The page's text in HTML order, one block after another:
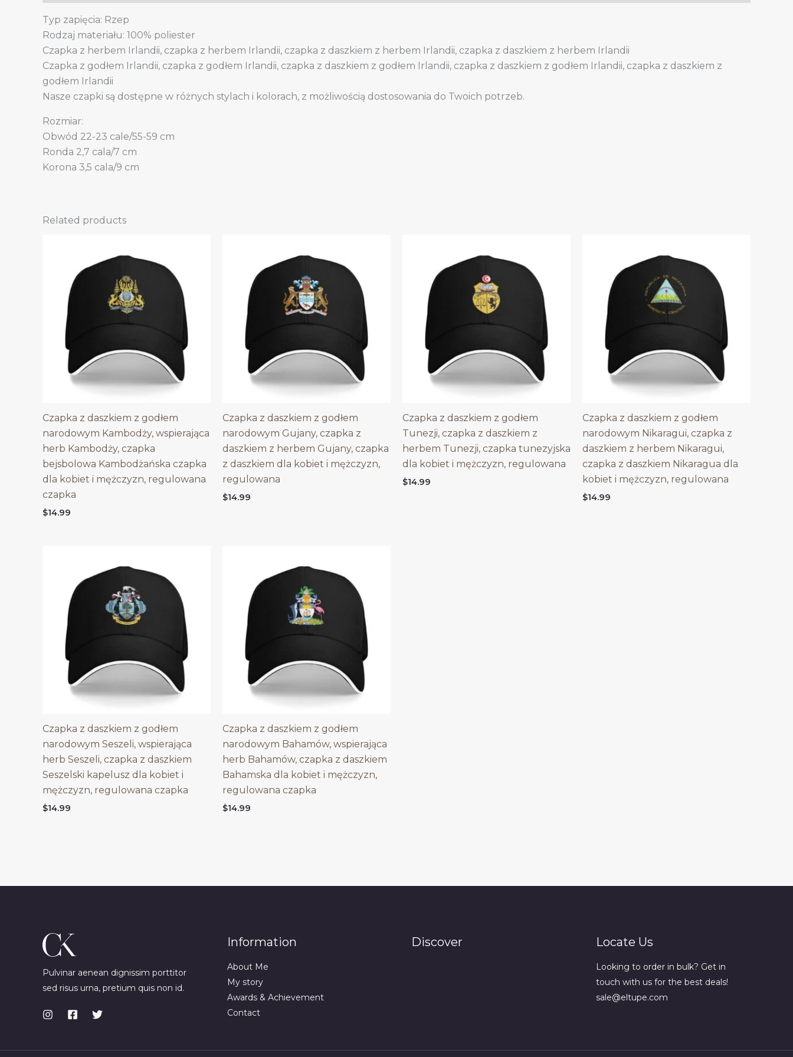
Typ zapięcia: Rzep
Rodzaj materiału: 100% poliester
Czapka z herbem Irlandii, czapka z herbem Irlandii, czapka z daszkiem z herbem Irlandii, czapka z daszkiem z herbem Irlandii
Czapka z godłem Irlandii, czapka z godłem Irlandii, czapka z daszkiem z godłem Irlandii, czapka z daszkiem z godłem Irlandii, czapka z daszkiem z
godłem Irlandii
Nasze czapki są dostępne w różnych stylach i kolorach, z możliwością dostosowania do Twoich potrzeb.
Rozmiar:
Obwód 22-23 cale/55-59 cm
Ronda 2,7 cala/7 cm
Korona 3,5 cala/9 cm
Related products
Czapka z daszkiem z godłem
narodowym Kambodży, wspierająca
herb Kambodży, czapka
bejsbolowa Kambodżańska czapka
dla kobiet i mężczyzn, regulowana
czapka
$14.99
Czapka z daszkiem z godłem
narodowym Gujany, czapka z
daszkiem z herbem Gujany, czapka
z daszkiem dla kobiet i mężczyzn,
regulowana
$14.99
Czapka z daszkiem z godłem
Tunezji, czapka z daszkiem z
herbem Tunezji, czapka tunezyjska
dla kobiet i mężczyzn, regulowana
$14.99
Czapka z daszkiem z godłem
narodowym Nikaragui, czapka z
daszkiem z herbem Nikaragui,
czapka z daszkiem Nikaragua dla
kobiet i mężczyzn, regulowana
$14.99
Czapka z daszkiem z godłem
narodowym Seszeli, wspierająca
herb Seszeli, czapka z daszkiem
Seszelski kapelusz dla kobiet i
mężczyzn, regulowana czapka
$14.99
Czapka z daszkiem z godłem
narodowym Bahamów, wspierająca
herb Bahamów, czapka z daszkiem
Bahamska dla kobiet i mężczyzn,
regulowana czapka
$14.99
Pulvinar aenean dignissim porttitor
sed risus urna, pretium quis non id.
Information
About Me
My story
Awards & Achievement
Contact
Discover Locate Us
Looking to order in bulk? Get in
touch with us for the best deals!
sale@eltupe.com